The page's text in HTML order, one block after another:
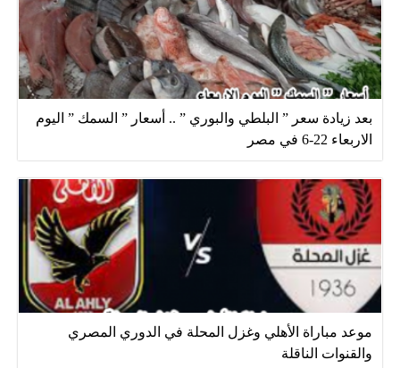
بعد زيادة سعر ” البلطي والبوري ” .. أسعار ” السمك ” اليوم
الاربعاء 22-6 في مصر
موعد مباراة الأهلي وغزل المحلة في الدوري المصري
والقنوات الناقلة